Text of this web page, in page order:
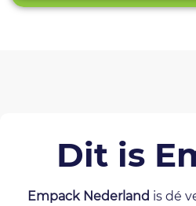
Dit is
Empack Nederland is dé